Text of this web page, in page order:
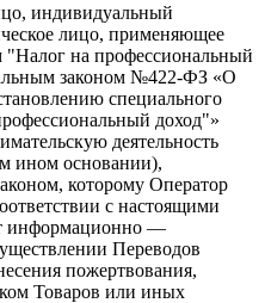
индивидуальный
лицо, применяющее
на профессиональный
законом №422-ФЗ «О
специального
доход"»
деятельность
ином основании),
которому Оператор
с настоящими
информационно —
Переводов
пожертвования,
Товаров или иных